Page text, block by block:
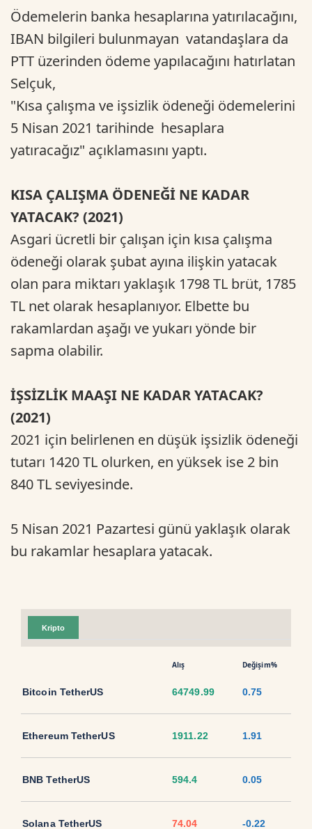
Ödemelerin banka hesaplarına yatırılacağını,
IBAN bilgileri bulunmayan vatandaşlara da
PTT üzerinden ödeme yapılacağını hatırlatan
Selçuk,
"Kısa çalışma ve işsizlik ödeneği ödemelerini
5 Nisan 2021 tarihinde hesaplara
yatıracağız" açıklamasını yaptı.
KISA ÇALIŞMA ÖDENEĞİ NE KADAR
YATACAK? (2021)
Asgari ücretli bir çalışan için kısa çalışma
ödeneği olarak şubat ayına ilişkin yatacak
olan para miktarı yaklaşık 1798 TL brüt, 1785
TL net olarak hesaplanıyor. Elbette bu
rakamlardan aşağı ve yukarı yönde bir
sapma olabilir.
İŞSİZLİK MAAŞI NE KADAR YATACAK?
(2021)
2021 için belirlenen en düşük işsizlik ödeneği
tutarı 1420 TL olurken, en yüksek ise 2 bin
840 TL seviyesinde.
5 Nisan 2021 Pazartesi günü yaklaşık olarak
bu rakamlar hesaplara yatacak.
Kripto
Alış Değişim%
Bitcoin TetherUS 64749.99 0.75
Ethereum TetherUS 1911.22 1.91
BNB TetherUS 594.4 0.05
Solana TetherUS 74.04 -0.22